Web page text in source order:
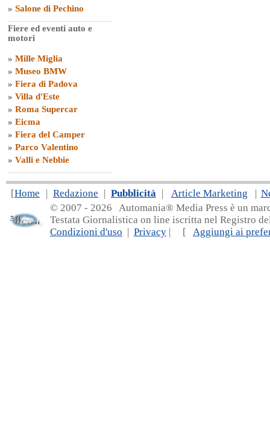
» Salone di Pechino
Fiere ed eventi auto e
motori
» Mille Miglia
» Museo BMW
» Fiera di Padova
» Villa d'Este
» Roma Supercar
» Eicma
» Fiera del Camper
» Parco Valentino
» Valli e Nebbie
[Home | Redazione | Pubblicità | Article Marketing |
© 2007 - 2026 Automania® Media Press è un
Testata Giornalistica on line iscritta nel Registro
Condizioni d'uso | Privacy | [ Aggiungi ai